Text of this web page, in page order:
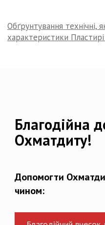
Обґрунтування технічні,
характеристики Пластирі
Благодійна
Охматдиту!
Допомогти
чином: